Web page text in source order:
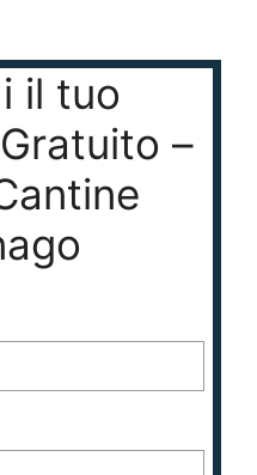
il tuo
–